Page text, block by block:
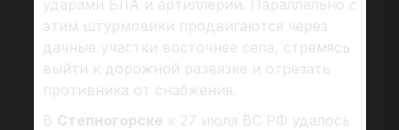
ударами БЛА и артиллерии. Параллельно с
этим штурмовики продвигаются через
дачные участки восточнее села, стремясь
выйти к дорожной развязке и отрезать
противника от снабжения.
В Степногорске к 27 июля ВС РФ удалось